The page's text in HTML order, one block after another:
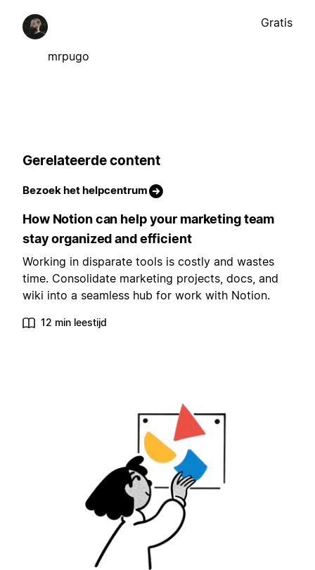
mrpugo
Gratis
Gerelateerde content
Bezoek het helpcentrum
How Notion can help your marketing team
stay organized and efficient
Working in disparate tools is costly and wastes
time. Consolidate marketing projects, docs, and
wiki into a seamless hub for work with Notion.
12 min leestijd